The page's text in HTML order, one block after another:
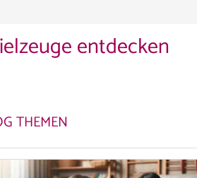
entdecken
THEMEN